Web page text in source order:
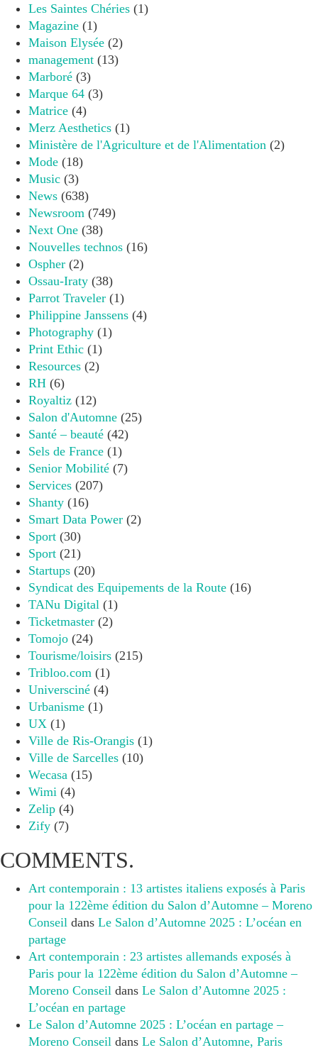
Les Saintes Chéries (1)
Magazine (1)
Maison Elysée (2)
management (13)
Marboré (3)
Marque 64 (3)
Matrice (4)
Merz Aesthetics (1)
Ministère de l'Agriculture et de l'Alimentation (2)
Mode (18)
Music (3)
News (638)
Newsroom (749)
Next One (38)
Nouvelles technos (16)
Ospher (2)
Ossau-Iraty (38)
Parrot Traveler (1)
Philippine Janssens (4)
Photography (1)
Print Ethic (1)
Resources (2)
RH (6)
Royaltiz (12)
Salon d'Automne (25)
Santé – beauté (42)
Sels de France (1)
Senior Mobilité (7)
Services (207)
Shanty (16)
Smart Data Power (2)
Sport (30)
Sport (21)
Startups (20)
Syndicat des Equipements de la Route (16)
TANu Digital (1)
Ticketmaster (2)
Tomojo (24)
Tourisme/loisirs (215)
Tribloo.com (1)
Universciné (4)
Urbanisme (1)
UX (1)
Ville de Ris-Orangis (1)
Ville de Sarcelles (10)
Wecasa (15)
Wimi (4)
Zelip (4)
Zify (7)
COMMENTS.
Art contemporain : 13 artistes italiens exposés à Paris
pour la 122ème édition du Salon d’Automne – Moreno
Conseil dans Le Salon d’Automne 2025 : L’océan en
partage
Art contemporain : 23 artistes allemands exposés à
Paris pour la 122ème édition du Salon d’Automne –
Moreno Conseil dans Le Salon d’Automne 2025 :
L’océan en partage
Le Salon d’Automne 2025 : L’océan en partage –
Moreno Conseil dans Le Salon d’Automne, Paris